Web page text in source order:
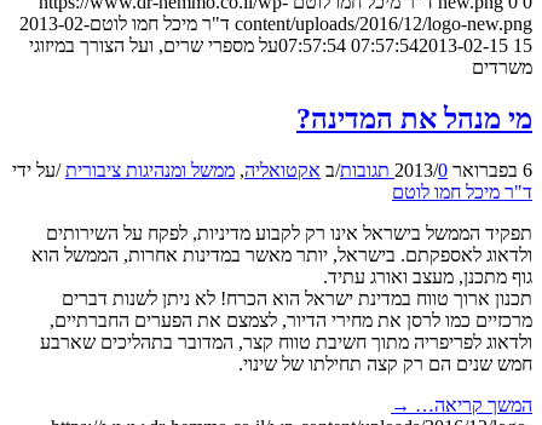
content/uploads/2016/12/logo-new.png ד"ר מיכל חמו לוטם2013-02-
15 07:57:54
2013-02-15 07:57:54
על מספרי שרים, ועל הצורך במיזוגי
משרדים
מי מנהל את המדינה?
6 בפברואר 2013 /0 תגובות /ב אקטואליה, ממשל ומנהיגות ציבורית /על ידי
ד"ר מיכל חמו לוטם
תפקיד הממשל בישראל אינו רק לקבוע מדיניות, לפקח על השירותים
ולדאוג לאספקתם. בישראל, יותר מאשר במדינות אחרות, הממשל הוא
גוף מתכנן, מעצב ואורג עתיד.
תכנון ארוך טווח במדינת ישראל הוא הכרח! לא ניתן לשנות דברים
מרכזיים כמו לרסן את מחירי הדיור, לצמצם את הפערים החברתיים,
ולדאוג לפריפריה מתוך חשיבת טווח קצר, המדובר בתהליכים שארבע
חמש שנים הם רק קצה תחילתו של שינוי.
המשך קריאה… →